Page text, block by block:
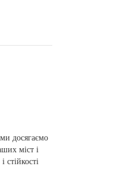
досягаємо
міст і
стійкості